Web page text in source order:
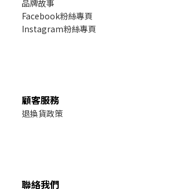
品牌故事
Facebook粉絲專頁
Instagram粉絲專頁
顧客服務
退換貨政策
聯絡我們